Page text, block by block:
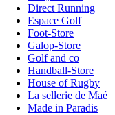
Direct Running
Espace Golf
Foot-Store
Galop-Store
Golf and co
Handball-Store
House of Rugby
La sellerie de Maé
Made in Paradis